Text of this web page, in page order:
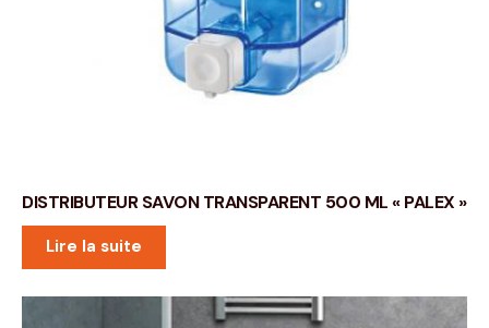
DISTRIBUTEUR SAVON TRANSPARENT 500 ML « PALEX »
Lire la suite